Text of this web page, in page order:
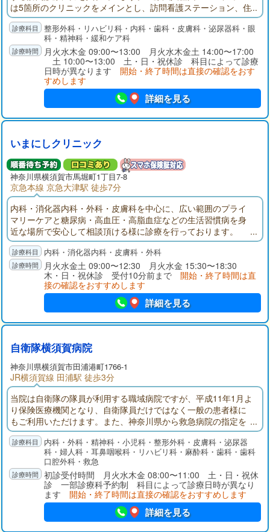
は5箇所のクリニックをメインとし、訪問看護ステーション、住
宅型有料老人ホーム、放課後等デイサービス、訪問介護事業
所、居宅介護支援事業所など医療、介護、福祉の分野で事業所
を展開しています。
整形外科・リハビリ科・内科・歯科・皮膚科・泌尿器科・眼
科・精神科・緩和ケア科
月火水木金 09:00〜13:00 月火水木金土 14:00〜17:00
土 10:00〜13:00 土・日・祝休診 科目によって診療
日時が異なります 開始・終了時間は直接の確認をおす
すめします
詳細を見る
いまにしクリニック
神奈川県横須賀市馬堀町1丁目7-8
京急本線 京急大津駅 徒歩7分
内科・消化器内科・外科・皮膚科を中心に、広い範囲のプライ
マリーケアと糖尿病・高血圧・高脂血症などの生活習慣病を身
近な場所で安心して相談頂ける様に診療を行っております。
内科・消化器内科・皮膚科・外科
月火水金土 09:00〜12:30 月火水金 15:30〜18:30
木・日・祝休診 受付10分前まで 開始・終了時間は直
接の確認をおすすめします
詳細を見る
自衛隊横須賀病院
神奈川県横須賀市田浦港町1766-1
JR横須賀線 田浦駅 徒歩3分
当院は自衛隊の隊員が利用する職域病院ですが、平成11年1月よ
り保険医療機関となり、自衛隊員だけではなく一般の患者様に
もご利用いただけます。また、神奈川県から救急病院の指定を
受けており、横須賀市の２次救急の輪番病院にも参加していま
す。
内科・外科・精神科・小児科・整形外科・皮膚科・泌尿器
科・婦人科・耳鼻咽喉科・リハビリ科・麻酔科・歯科・歯科
口腔外科・救急
初診受付時間 月火水木金 08:00〜11:00 土・日・祝休
診 一部診療科予約制 科目によって診療日時が異なり
ます 開始・終了時間は直接の確認をおすすめします
詳細を見る